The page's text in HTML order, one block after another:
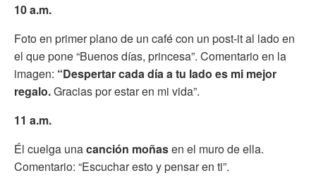
10 a.m.
Foto en primer plano de un café con un post-it al lado en
el que pone “Buenos días, princesa”. Comentario en la
imagen: “Despertar cada día a tu lado es mi mejor
regalo.Gracias por estar en mi vida”.
11 a.m.
Él cuelga unacanción moñasen el muro de ella.
Comentario: “Escuchar esto y pensar en ti”.